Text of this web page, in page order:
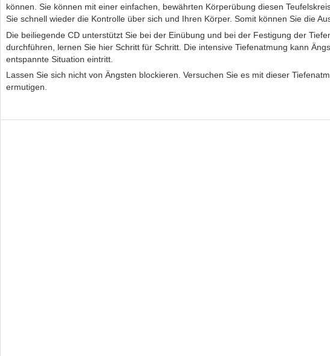
können. Sie können mit einer einfachen, bewährten Körperübung diesen
Sie schnell wieder die Kontrolle über sich und Ihren Körper. Somit können Sie die
Die beiliegende CD unterstützt Sie bei der Einübung und bei der Festigung der
durchführen, lernen Sie hier Schritt für Schritt. Die intensive Tiefenatmung kann
entspannte Situation eintritt.
Lassen Sie sich nicht von Ängsten blockieren. Versuchen Sie es mit dieser
ermutigen.